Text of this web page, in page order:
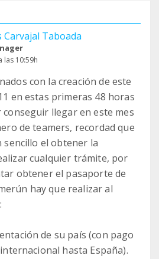
Carvajal Taboada
las 10:59h
con la creación de este
en estas primeras 48 horas
conseguir llegar en este mes
de teamers, recordad que
sencillo el obtener la
cualquier trámite, por
obtener el pasaporte de
hay que realizar al
de su país (con pago
hasta España).